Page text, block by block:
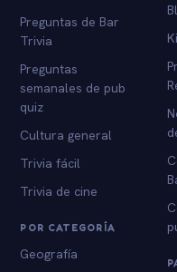
Preguntas de Bar
Trivia
Preguntas
semanales de pub
quiz
Cultura general
Trivia fácil
Trivia de cine
POR CATEGORÍA
Geografía